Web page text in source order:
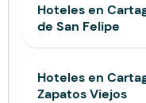
Hoteles en
de San Felipe
Hoteles en
Zapatos Viejos